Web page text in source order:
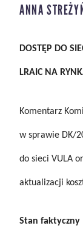
ANNA
DOSTĘP DO
LRAIC NA
Komentarz
w sprawie DK/
do sieci VULA
aktualizacji
Stan faktyczny